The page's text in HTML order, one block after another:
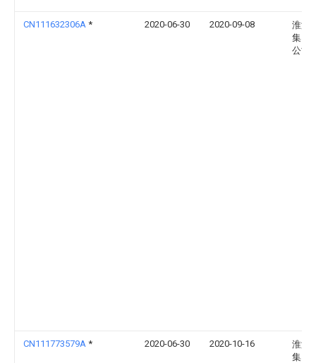
CN111632306A * 2020-06-30 2020-09-08
淮海
集团
公司
CN111773579A * 2020-06-30 2020-10-16
淮海
集团